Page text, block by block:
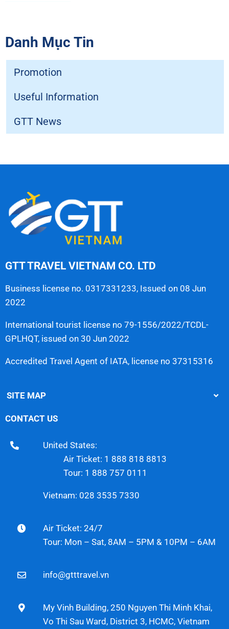
Danh Mục Tin
Promotion
Useful Information
GTT News
GTT TRAVEL VIETNAM CO. LTD
Business license no. 0317331233, Issued on 08 Jun
2022
International tourist license no 79-1556/2022/TCDL-
GPLHQT, issued on 30 Jun 2022
Accredited Travel Agent of IATA, license no 37315316
SITE MAP
CONTACT US
United States:
Air Ticket: 1 888 818 8813
Tour: 1 888 757 0111
Vietnam: 028 3535 7330
Air Ticket: 24/7
Tour: Mon – Sat, 8AM – 5PM & 10PM – 6AM
info@gtttravel.vn
My Vinh Building, 250 Nguyen Thi Minh Khai,
Vo Thi Sau Ward, District 3, HCMC, Vietnam